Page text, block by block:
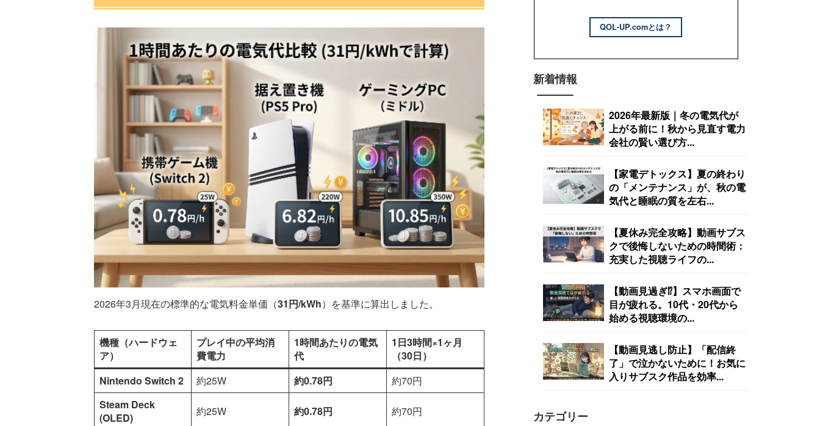
2026年3月現在の標準的な電気料金単価（31円/kWh）を基準に算出しました。
機種（ハードウェ
ア）
プレイ中の平均消
費電力
1時間あたりの電気
代
1日3時間×1ヶ月
（30日）
Nintendo Switch 2
約25W 約0.78円
約70円
Steam Deck
(OLED)
約25W 約0.78円 約70円
QOL-UP.comとは？
新着情報
2026年最新版｜冬の電気代が
上がる前に！秋から見直す電力
会社の賢い選び方...
【家電デトックス】夏の終わり
の「メンテナンス」が、秋の電
気代と睡眠の質を左右...
【夏休み完全攻略】動画サブス
クで後悔しないための時間術：
充実した視聴ライフの...
【動画見過ぎ⁉︎】スマホ画面で
目が疲れる。10代・20代から
始める視聴環境の...
【動画見逃し防止】「配信終
了」で泣かないために！お気に
入りサブスク作品を効率...
カテゴリー